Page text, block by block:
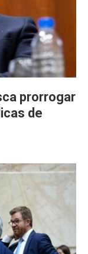
prorrogar
de